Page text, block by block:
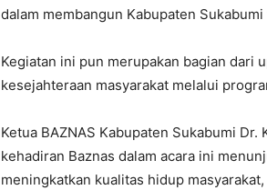
dalam membangun Kabupaten
Kegiatan ini pun merupakan bagian dari
kesejahteraan masyarakat melalui
Ketua BAZNAS Kabupaten Sukabumi Dr.
kehadiran Baznas dalam acara ini
meningkatkan kualitas hidup